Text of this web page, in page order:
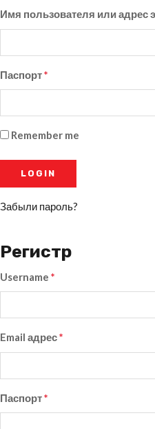
Имя пользователя или адрес
Паспорт*
Remember me
Забыли пароль?
Регистр
Username *
Email адрес*
Паспорт*